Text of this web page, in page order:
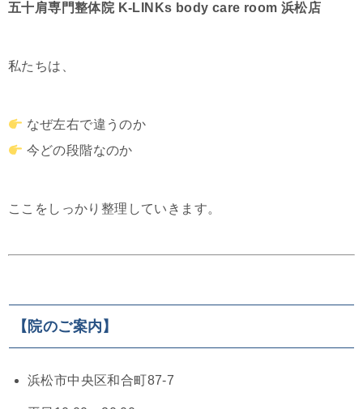
五十肩専門整体院 K-LINKs body care room 浜松店
私たちは、
なぜ左右で違うのか
今どの段階なのか
ここをしっかり整理していきます。
【院のご案内】
浜松市中央区和合町87-7